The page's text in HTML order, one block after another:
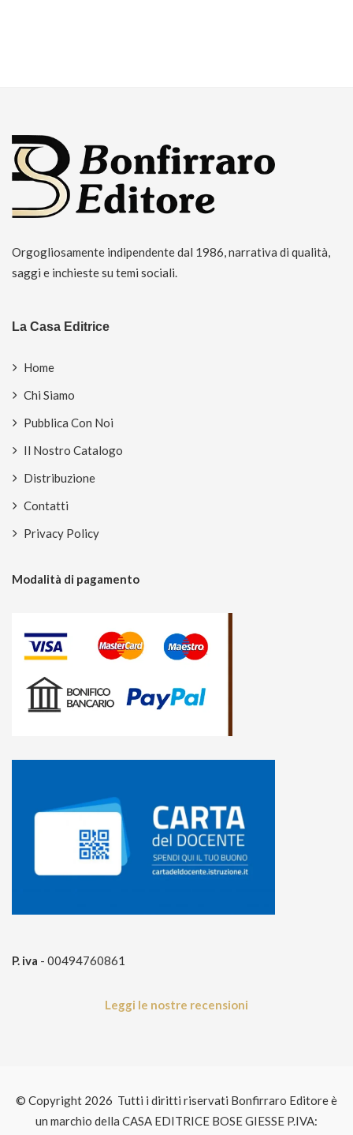
Orgogliosamente indipendente dal 1986, narrativa di qualità,
saggi e inchieste su temi sociali.
La Casa Editrice
Home
Chi Siamo
Pubblica Con Noi
Il Nostro Catalogo
Distribuzione
Contatti
Privacy Policy
Modalità di pagamento
P. iva - 00494760861
Leggi le nostre recensioni
© Copyright 2026 Tutti i diritti riservati Bonfirraro Editore è
un marchio della CASA EDITRICE BOSE GIESSE P.IVA: